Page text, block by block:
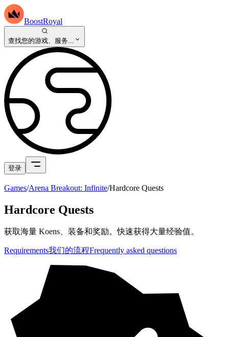
BoostRoyal
查找您的游戏、服务...
登录
Games/Arena Breakout: Infinite/Hardcore Quests
Hardcore Quests
获取海量 Koens、装备和奖励。快速获得大量经验值。
Requirements我们的流程Frequently asked questions